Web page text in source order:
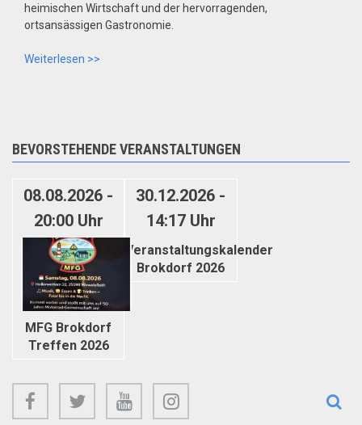
heimischen Wirtschaft und der hervorragenden,
ortsansässigen Gastronomie.
Weiterlesen >>
BEVORSTEHENDE VERANSTALTUNGEN
08.08.2026 -
20:00Uhr
MFG Brokdorf
Treffen 2026
30.12.2026 -
14:17Uhr
Veranstaltungskalender
Brokdorf 2026
facebook twitter youtube